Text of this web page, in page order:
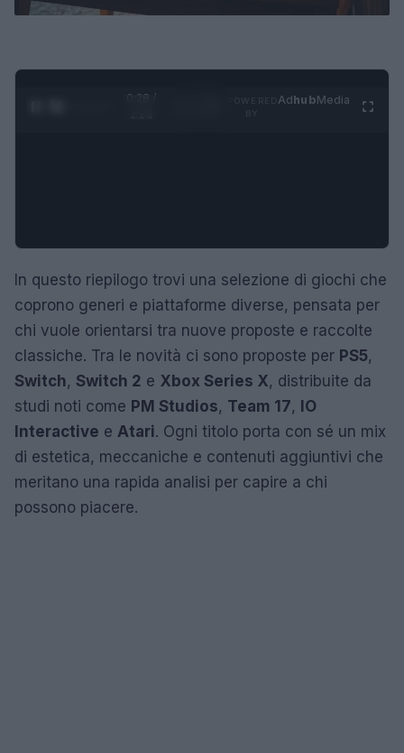
0:29 /
AdhubMedia
In questo riepilogo trovi una selezione di giochi che
coprono generi e piattaforme diverse, pensata per
chi vuole orientarsi tra nuove proposte e raccolte
classiche. Tra le novità ci sono proposte per PS5,
Switch, Switch 2 e Xbox Series X, distribuite da
studi noti come PM Studios, Team 17,
IO
Interactive e Atari. Ogni titolo porta con sé un mix
di estetica, meccaniche e contenuti aggiuntivi che
meritano una rapida analisi per capire a chi
possono piacere.